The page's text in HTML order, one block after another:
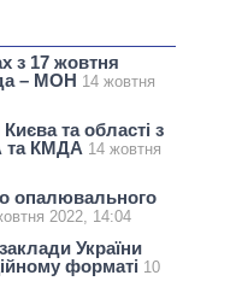
з 17 жовтня
– МОН 14 жовтня
та області з
та КМДА 14 жовтня
опалювального
2022, 14:04
України
форматі 10